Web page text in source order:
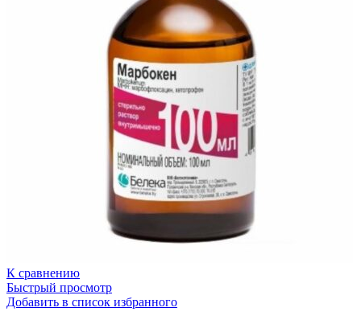
К сравнению
Быстрый просмотр
Добавить в список избранного